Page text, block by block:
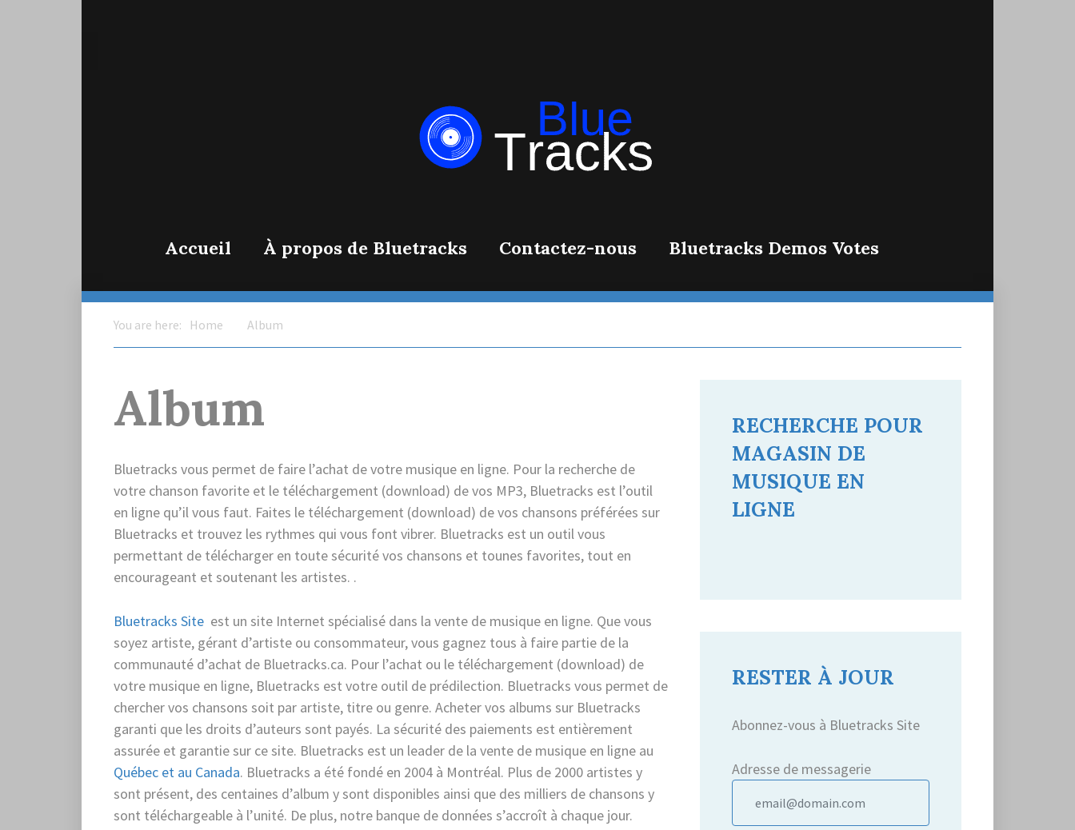
Bluetracks Site
Accueil À propos de Bluetracks Contactez-nous Bluetracks Demos Votes
You are here: Home Album
Album
Bluetracks vous permet de faire l’achat de votre musique en ligne. Pour la recherche de
votre chanson favorite et le téléchargement (download) de vos MP3, Bluetracks est l’outil
en ligne qu’il vous faut. Faites le téléchargement (download) de vos chansons préférées sur
Bluetracks et trouvez les rythmes qui vous font vibrer. Bluetracks est un outil vous
permettant de télécharger en toute sécurité vos chansons et tounes favorites, tout en
encourageant et soutenant les artistes. .
Bluetracks Site est un site Internet spécialisé dans la vente de musique en ligne. Que vous
soyez artiste, gérant d’artiste ou consommateur, vous gagnez tous à faire partie de la
communauté d’achat de Bluetracks.ca. Pour l’achat ou le téléchargement (download) de
votre musique en ligne, Bluetracks est votre outil de prédilection. Bluetracks vous permet de
chercher vos chansons soit par artiste, titre ou genre. Acheter vos albums sur Bluetracks
garanti que les droits d’auteurs sont payés. La sécurité des paiements est entièrement
assurée et garantie sur ce site. Bluetracks est un leader de la vente de musique en ligne au
Québec et au Canada. Bluetracks a été fondé en 2004 à Montréal. Plus de 2000 artistes y
sont présent, des centaines d’album y sont disponibles ainsi que des milliers de chansons y
sont téléchargeable à l’unité. De plus, notre banque de données s’accroît à chaque jour.
RECHERCHE POUR
MAGASIN DE
MUSIQUE EN
LIGNE
RESTER À JOUR
Abonnez-vous à Bluetracks Site
Adresse de messagerie